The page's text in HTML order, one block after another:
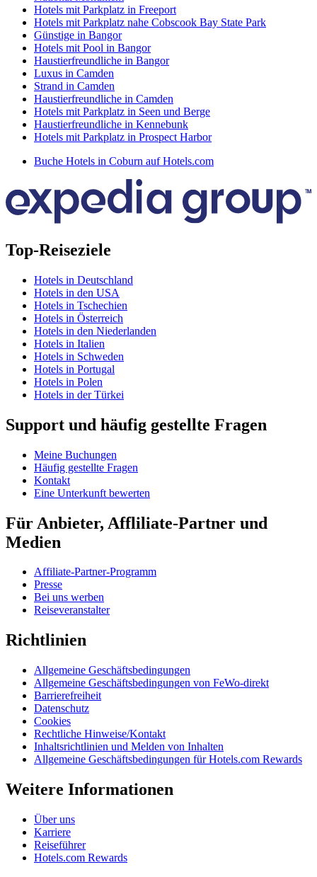
Hotels mit Parkplatz in Freeport
Hotels mit Parkplatz nahe Cobscook Bay State Park
Günstige in Bangor
Hotels mit Pool in Bangor
Haustierfreundliche in Bangor
Luxus in Camden
Strand in Camden
Haustierfreundliche in Camden
Hotels mit Parkplatz in Seen und Berge
Haustierfreundliche in Kennebunk
Hotels mit Parkplatz in Prospect Harbor
Buche Hotels in Coburn auf Hotels.com
Top-Reiseziele
Hotels in Deutschland
Hotels in den USA
Hotels in Tschechien
Hotels in Österreich
Hotels in den Niederlanden
Hotels in Italien
Hotels in Schweden
Hotels in Portugal
Hotels in Polen
Hotels in der Türkei
Support und häufig gestellte Fragen
Meine Buchungen
Häufig gestellte Fragen
Kontakt
Eine Unterkunft bewerten
Für Anbieter, Affliliate-Partner und
Medien
Affiliate-Partner-Programm
Presse
Bei uns werben
Reiseveranstalter
Richtlinien
Allgemeine Geschäftsbedingungen
Allgemeine Geschäftsbedingungen von FeWo-direkt
Barrierefreiheit
Datenschutz
Cookies
Rechtliche Hinweise/Kontakt
Inhaltsrichtlinien und Melden von Inhalten
Allgemeine Geschäftsbedingungen für Hotels.com Rewards
Weitere Informationen
Über uns
Karriere
Reiseführer
Hotels.com Rewards